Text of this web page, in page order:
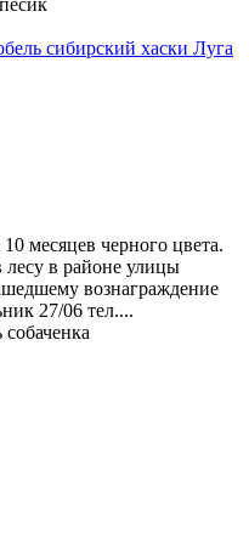
сибирский хаски Луга
месяцев черного цвета.
в районе улицы
вознаграждение
27/06 тел....